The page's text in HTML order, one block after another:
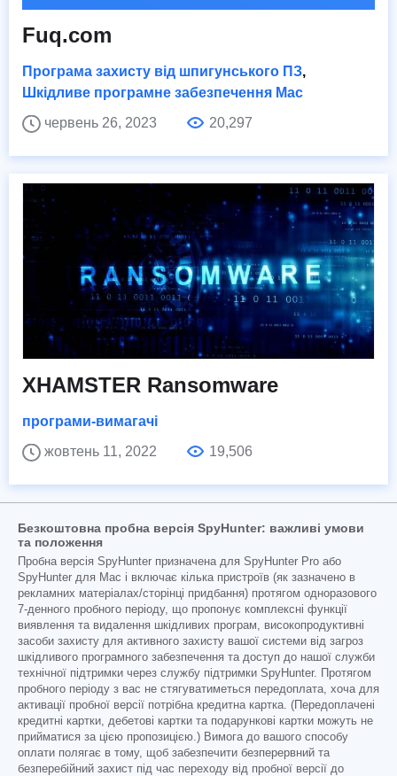
Fuq.com
Програма захисту від шпигунського ПЗ,
Шкідливе програмне забезпечення Mac
червень 26, 2023
20,297
XHAMSTER Ransomware
програми-вимагачі
жовтень 11, 2022
19,506
Безкоштовна пробна версія SpyHunter: важливі умови
та положення
Пробна версія SpyHunter призначена для SpyHunter Pro або
SpyHunter для Mac і включає кілька пристроїв (як зазначено в
рекламних матеріалах/сторінці придбання) протягом одноразового
7-денного пробного періоду, що пропонує комплексні функції
виявлення та видалення шкідливих програм, високопродуктивні
засоби захисту для активного захисту вашої системи від загроз
шкідливого програмного забезпечення та доступ до нашої служби
технічної підтримки через службу підтримки SpyHunter. Протягом
пробного періоду з вас не стягуватиметься передоплата, хоча для
активації пробної версії потрібна кредитна картка. (Передоплачені
кредитні картки, дебетові картки та подарункові картки можуть не
прийматися за цією пропозицією.) Вимога до вашого способу
оплати полягає в тому, щоб забезпечити безперервний та
безперебійний захист під час переходу від пробної версії до